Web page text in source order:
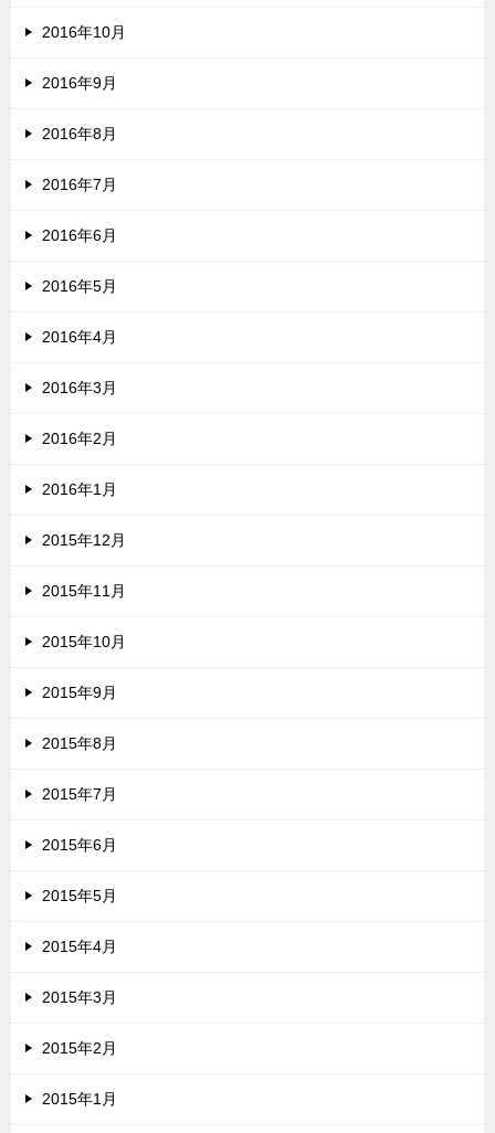
2016年10月
2016年9月
2016年8月
2016年7月
2016年6月
2016年5月
2016年4月
2016年3月
2016年2月
2016年1月
2015年12月
2015年11月
2015年10月
2015年9月
2015年8月
2015年7月
2015年6月
2015年5月
2015年4月
2015年3月
2015年2月
2015年1月